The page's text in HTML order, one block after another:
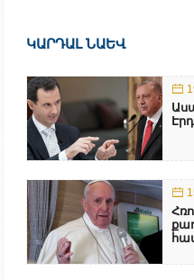
ԿԱՐԴԱԼ ՆԱԵՎ